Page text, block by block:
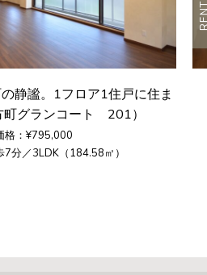
静謐。1フロア1住戸に住ま
町グランコート 201）
格：¥795,000
7分／3LDK（184.58㎡）
RENT